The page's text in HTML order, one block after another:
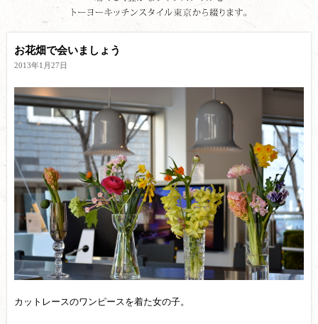
お花畑で会いましょう
2013年1月27日
カットレースのワンピースを着た女の子。